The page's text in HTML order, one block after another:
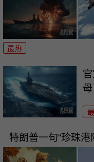
最热
特朗普一句“珍珠